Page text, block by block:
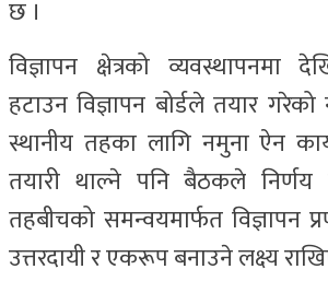
छ ।
विज्ञापन क्षेत्रको व्यवस्थापनमा
हटाउन विज्ञापन बोर्डले तयार गरेको
स्थानीय तहका लागि नमुना ऐन
तयारी थाल्ने पनि बैठकले
तहबीचको समन्वयमार्फत विज्ञापन
उत्तरदायी र एकरूप बनाउने लक्ष्य